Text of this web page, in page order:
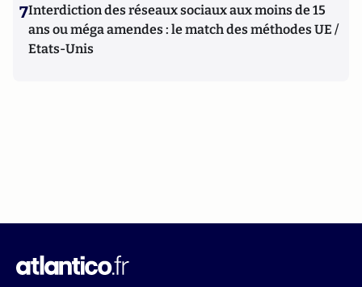
7Interdiction des réseaux sociaux aux moins de 15
ans ou méga amendes : le match des méthodes UE /
Etats-Unis